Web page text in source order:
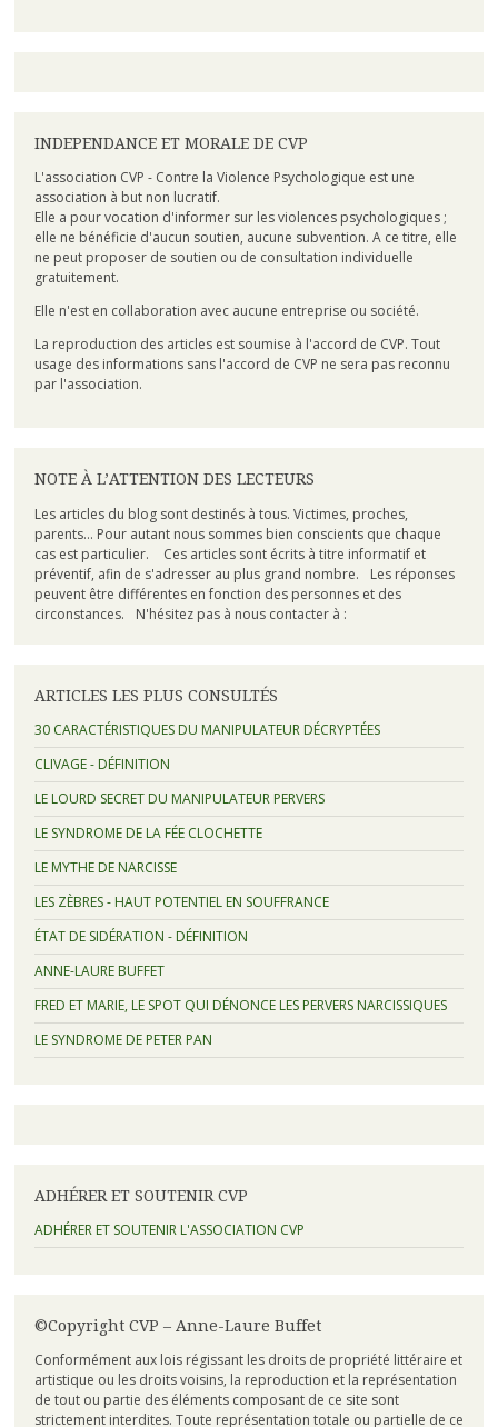
INDEPENDANCE ET MORALE DE CVP
L'association CVP - Contre la Violence Psychologique est une
association à but non lucratif.
Elle a pour vocation d'informer sur les violences psychologiques ;
elle ne bénéficie d'aucun soutien, aucune subvention. A ce titre, elle
ne peut proposer de soutien ou de consultation individuelle
gratuitement.
Elle n'est en collaboration avec aucune entreprise ou société.
La reproduction des articles est soumise à l'accord de CVP. Tout
usage des informations sans l'accord de CVP ne sera pas reconnu
par l'association.
NOTE À L’ATTENTION DES LECTEURS
Les articles du blog sont destinés à tous. Victimes, proches,
parents... Pour autant nous sommes bien conscients que chaque
cas est particulier. Ces articles sont écrits à titre informatif et
préventif, afin de s'adresser au plus grand nombre. Les réponses
peuvent être différentes en fonction des personnes et des
circonstances. N'hésitez pas à nous contacter à :
ARTICLES LES PLUS CONSULTÉS
30 CARACTÉRISTIQUES DU MANIPULATEUR DÉCRYPTÉES
CLIVAGE - DÉFINITION
LE LOURD SECRET DU MANIPULATEUR PERVERS
LE SYNDROME DE LA FÉE CLOCHETTE
LE MYTHE DE NARCISSE
LES ZÈBRES - HAUT POTENTIEL EN SOUFFRANCE
ÉTAT DE SIDÉRATION - DÉFINITION
ANNE-LAURE BUFFET
FRED ET MARIE, LE SPOT QUI DÉNONCE LES PERVERS NARCISSIQUES
LE SYNDROME DE PETER PAN
ADHÉRER ET SOUTENIR CVP
ADHÉRER ET SOUTENIR L'ASSOCIATION CVP
©Copyright CVP – Anne-Laure Buffet
Conformément aux lois régissant les droits de propriété littéraire et
artistique ou les droits voisins, la reproduction et la représentation
de tout ou partie des éléments composant de ce site sont
strictement interdites. Toute représentation totale ou partielle de ce